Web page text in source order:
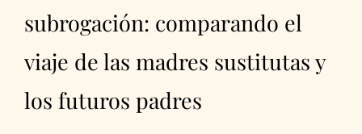
subrogación: comparando el
viaje de las madres sustitutas y
los futuros padres